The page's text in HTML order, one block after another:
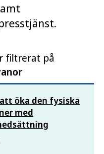
filtrerat på
öka den fysiska
med